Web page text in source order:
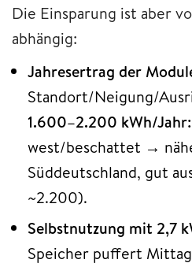
Die Einsparung ist aber
abhängig:
Jahresertrag der
Standort/Neigung/
1.600–2.200 kWh/Jahr:
west/beschattet →
Süddeutschland, gut
~2.200).
Selbstnutzung mit 2,7
Speicher puffert